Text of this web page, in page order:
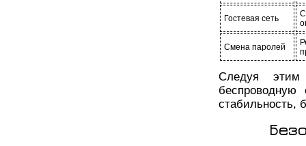
Гостевая сеть
Смена паролей
Следуя этим
стабильность,